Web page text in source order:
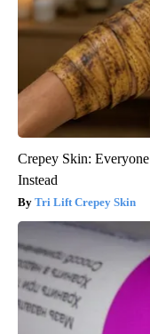
Crepey Skin:
Instead
Tri Lift Crepey Skin